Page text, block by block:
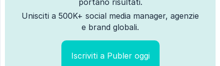
Unisciti a 500K+ social media manager, agenzie
e brand globali.
Iscriviti a Publer oggi